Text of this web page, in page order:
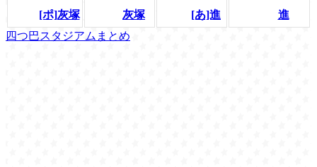
[ポ]灰塚 灰塚 [あ]進
進
四つ巴スタジアムまとめ